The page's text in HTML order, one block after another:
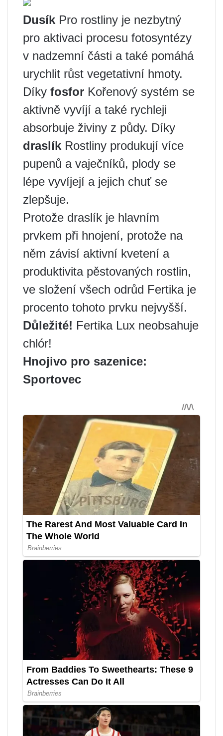
Dusík Pro rostliny je nezbytný
pro aktivaci procesu fotosyntézy
v nadzemní části a také pomáhá
urychlit růst vegetativní hmoty.
Díky fosfor Kořenový systém se
aktivně vyvíjí a také rychleji
absorbuje živiny z půdy. Díky
draslík Rostliny produkují více
pupenů a vaječníků, plody se
lépe vyvíjejí a jejich chuť se
zlepšuje.
Protože draslík je hlavním
prvkem při hnojení, protože na
něm závisí aktivní kvetení a
produktivita pěstovaných rostlin,
ve složení všech odrůd Fertika je
procento tohoto prvku nejvyšší.
Důležité! Fertika Lux neobsahuje
chlór!
Hnojivo pro sazenice:
Sportovec